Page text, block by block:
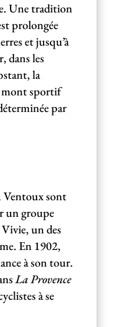
Une tradition
prolongée
et jusqu’à
dans les
la
mont sportif
par
Ventoux sont
un groupe
un des
En 1902,
à son tour.
La Provence
à se